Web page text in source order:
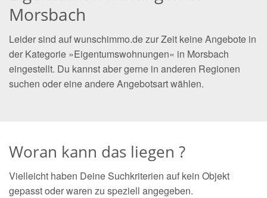
Morsbach
Leider sind auf wunschimmo.de zur Zeit keine Angebote in
der Kategorie »Eigentumswohnungen« in Morsbach
eingestellt. Du kannst aber gerne in anderen Regionen
suchen oder eine andere Angebotsart wählen.
Woran kann das liegen ?
Vielleicht haben Deine Suchkriterien auf kein Objekt
gepasst oder waren zu speziell angegeben.